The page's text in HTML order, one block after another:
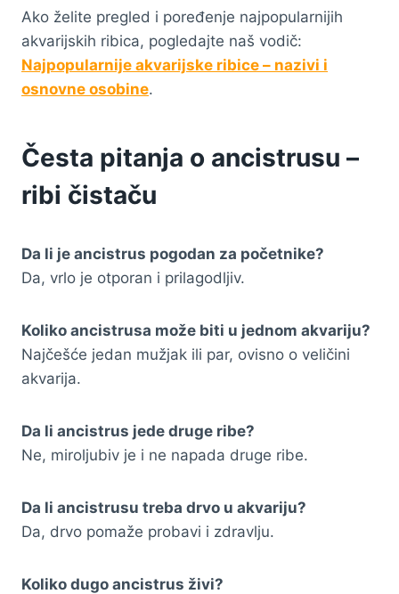
Ako želite pregled i poređenje najpopularnijih
akvarijskih ribica, pogledajte naš vodič:
Najpopularnije akvarijske ribice – nazivi i
osnovne osobine.
Česta pitanja o ancistrusu –
ribi čistaču
Da li je ancistrus pogodan za početnike?
Da, vrlo je otporan i prilagodljiv.
Koliko ancistrusa može biti u jednom akvariju?
Najčešće jedan mužjak ili par, ovisno o veličini
akvarija.
Da li ancistrus jede druge ribe?
Ne, miroljubiv je i ne napada druge ribe.
Da li ancistrusu treba drvo u akvariju?
Da, drvo pomaže probavi i zdravlju.
Koliko dugo ancistrus živi?